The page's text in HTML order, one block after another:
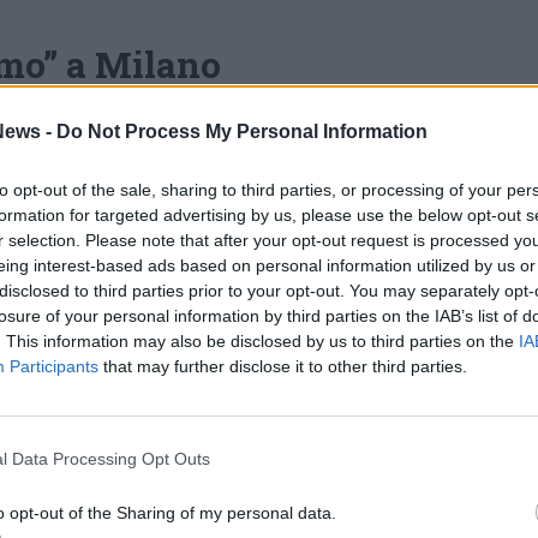
- Do Not Process My Personal Information
opt-out of the sale, sharing to third parties, or processing of your
for targeted advertising by us, please use the below opt-out
selection. Please note that after your opt-out request is processed
interest-based ads based on personal information utilized by us
to third parties prior to your opt-out. You may separately
of your personal information by third parties on the IAB’s list of
This information may also be disclosed by us to third parties on the
Participants that may further disclose it to other third parties.
Data Processing Opt Outs
opt-out of the Sharing of my personal data.
a Milano
oltre sessant’anni di ricerca
nove sculture fondamentali del percorso
opere del progetto internazionale
avventura iniziata nel 2000 nelle risaie
attraverso Finlandia, Mongolia e Nuova
e onorato di esporre per la prima volta in
del mio percorso insieme a un
del progetto Wind Caravan», ha
il valore simbolico di
con i 160 anni delle relazioni tra Italia e
del gemellaggio tra Osaka e Milano.
Shingu arrivò in Italia nel 1960 grazie a una